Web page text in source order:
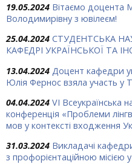
19.05.2024 Вітаємо доцента
Володимирівну з ювілеєм!
25.04.2024 СТУДЕНТСЬКА
КАФЕДРІ УКРАЇНСЬКОЇ ТА
13.04.2024 Доцент кафедри
Юлія Фернос взяла участь у
04.04.2024 VІ Всеукраїнська
конференція «Проблеми
мов у контексті входження
31.03.2024 Викладачі
з профорієнтаційною місією